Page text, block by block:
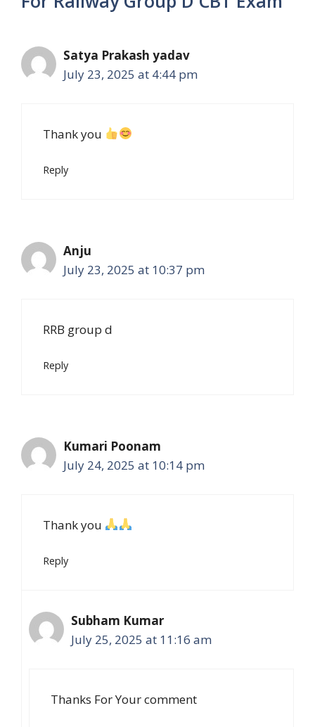
Satya Prakash yadav
July 23, 2025 at 4:44 pm
Thank you
Reply
Anju
July 23, 2025 at 10:37 pm
RRB group d
Reply
Kumari Poonam
July 24, 2025 at 10:14 pm
Thank you
Reply
Subham Kumar
July 25, 2025 at 11:16 am
Thanks For Your comment